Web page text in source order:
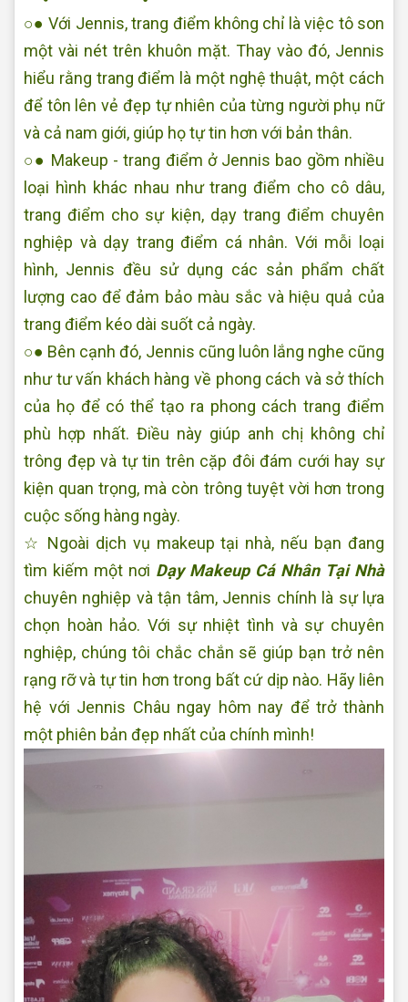
○● Với Jennis, trang điểm không chỉ là việc tô son
một vài nét trên khuôn mặt. Thay vào đó, Jennis
hiểu rằng trang điểm là một nghệ thuật, một cách
để tôn lên vẻ đẹp tự nhiên của từng người phụ nữ
và cả nam giới, giúp họ tự tin hơn với bản thân.
○● Makeup - trang điểm ở Jennis bao gồm nhiều
loại hình khác nhau như trang điểm cho cô dâu,
trang điểm cho sự kiện, dạy trang điểm chuyên
nghiệp và dạy trang điểm cá nhân. Với mỗi loại
hình, Jennis đều sử dụng các sản phẩm chất
lượng cao để đảm bảo màu sắc và hiệu quả của
trang điểm kéo dài suốt cả ngày.
○● Bên cạnh đó, Jennis cũng luôn lắng nghe cũng
như tư vấn khách hàng về phong cách và sở thích
của họ để có thể tạo ra phong cách trang điểm
phù hợp nhất. Điều này giúp anh chị không chỉ
trông đẹp và tự tin trên cặp đôi đám cưới hay sự
kiện quan trọng, mà còn trông tuyệt vời hơn trong
cuộc sống hàng ngày.
☆ Ngoài dịch vụ makeup tại nhà, nếu bạn đang
tìm kiếm một nơi Dạy Makeup Cá Nhân Tại Nhà
chuyên nghiệp và tận tâm, Jennis chính là sự lựa
chọn hoàn hảo. Với sự nhiệt tình và sự chuyên
nghiệp, chúng tôi chắc chắn sẽ giúp bạn trở nên
rạng rỡ và tự tin hơn trong bất cứ dịp nào. Hãy liên
hệ với Jennis Châu ngay hôm nay để trở thành
một phiên bản đẹp nhất của chính mình!